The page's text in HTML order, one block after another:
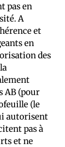
pas en
A
et
en
des
AB (pour
(le
autorisent
pas à
et ne